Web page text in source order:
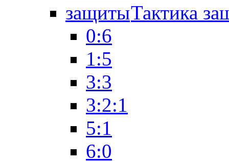
Тактика
0:6
1:5
3:3
3:2:1
5:1
6:0